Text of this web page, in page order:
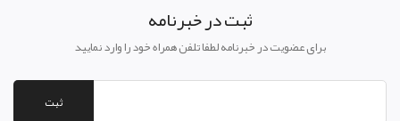
ثبت در خبرنامه
برای عضویت در خبرنامه لطفا تلفن همراه خود را وارد نمایید
ثبت